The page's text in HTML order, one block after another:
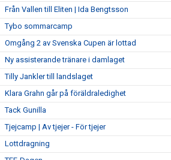
Från Vallen till Eliten | Ida Bengtsson
Tybo sommarcamp
Omgång 2 av Svenska Cupen är lottad
Ny assisterande tränare i damlaget
Tilly Jankler till landslaget
Klara Grahn går på föräldraledighet
Tack Gunilla
Tjejcamp | Av tjejer - För tjejer
Lottdragning